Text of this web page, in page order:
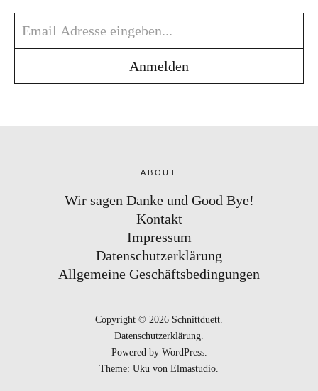
ABOUT
Wir sagen Danke und Good Bye!
Kontakt
Impressum
Datenschutzerklärung
Allgemeine Geschäftsbedingungen
Copyright © 2026 Schnittduett
Datenschutzerklärung
Powered by WordPress
Theme: Uku von Elmastudio